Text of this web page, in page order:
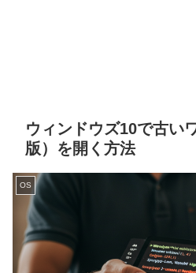
ウィンドウズ10で古い
版）を開く方法
OS